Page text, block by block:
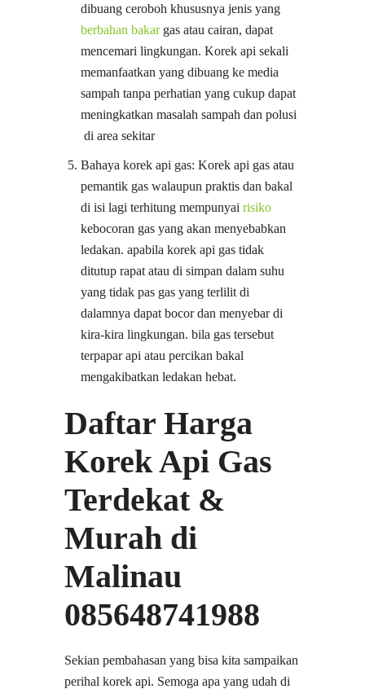
dibuang ceroboh khususnya jenis yang
berbahan bakargas atau cairan, dapat
mencemari lingkungan. Korek api sekali
memanfaatkan yang dibuang ke media
sampah tanpa perhatian yang cukup dapat
meningkatkan masalah sampah dan polusi
di area sekitar
Bahaya korek api gas: Korek api gas atau
pemantik gas walaupun praktis dan bakal
di isi lagi terhitung mempunyai risiko
kebocoran gas yang akan menyebabkan
ledakan. apabila korek api gas tidak
ditutup rapat atau di simpan dalam suhu
yang tidak pas gas yang terlilit di
dalamnya dapat bocor dan menyebar di
kira-kira lingkungan. bila gas tersebut
terpapar api atau percikan bakal
mengakibatkan ledakan hebat.
Daftar Harga
Korek Api Gas
Terdekat &
Murah di
Malinau
085648741988
Sekian pembahasan yang bisa kita sampaikan
perihal korek api. Semoga apa yang udah di